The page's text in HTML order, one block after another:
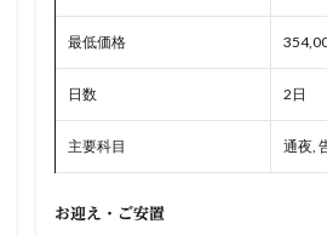
最低価格
日数 2日
主要科目 通夜,
お迎え・ご安置